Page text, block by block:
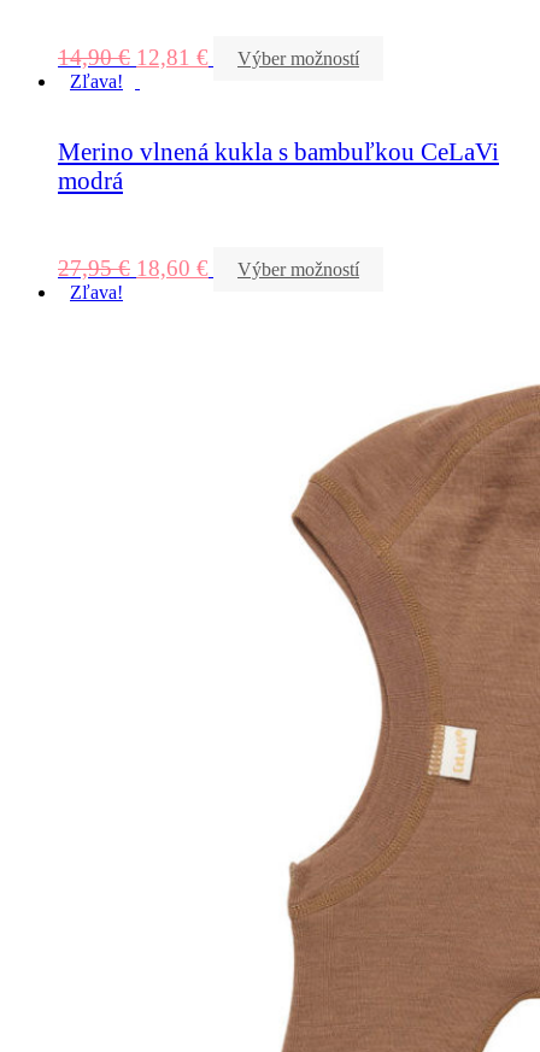
14,90€ 12,81 €
Výber možností
Zľava!
Merino vlnená kukla s bambuľkou CeLaVi
modrá
27,95€ 18,60 €
Výber možností
Zľava!